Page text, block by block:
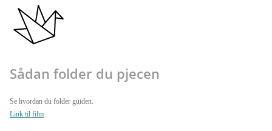
Sådan folder du pjecen
Se hvordan du folder guiden.
Link til film